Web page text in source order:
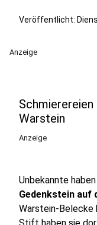
Veröffentlicht:
Anzeige
Warstein
Anzeige
Unbekannte
Gedenkstein auf
Warstein-Belecke